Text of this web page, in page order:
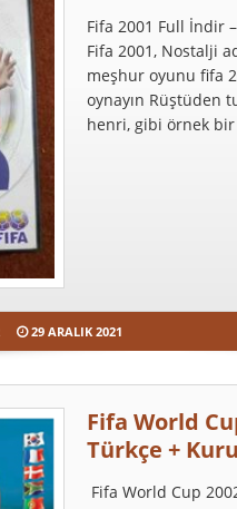
Fifa 2001 Full İndir
Fifa 2001, Nostalji
meşhur oyunu fifa
oynayın Rüştüden
henri, gibi örnek bir
29 ARALIK 2021
Fifa World
Türkçe +
Fifa World Cup